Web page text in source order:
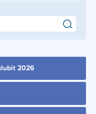
search
2026